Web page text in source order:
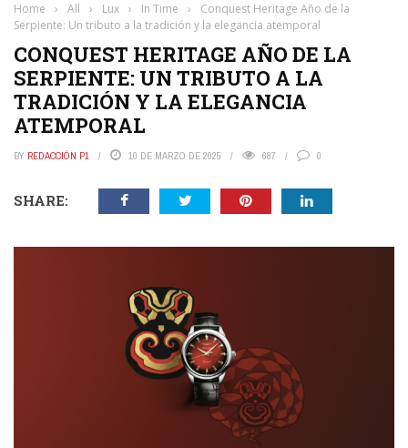
Home › All › Lux › In Time ›
Conquest Heritage Año de la
Serpiente: Un tributo a la tradición y la elegancia atemporal
CONQUEST HERITAGE AÑO DE LA
SERPIENTE: UN TRIBUTO A LA
TRADICIÓN Y LA ELEGANCIA
ATEMPORAL
BY REDACCIÓN P1 10 DE MARZO DE 2025 687 0
SHARE: